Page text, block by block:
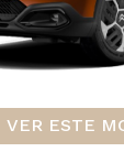
VER ESTE